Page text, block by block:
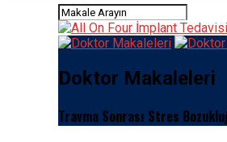
Doktor Makaleleri
Travma Sonrası Stres